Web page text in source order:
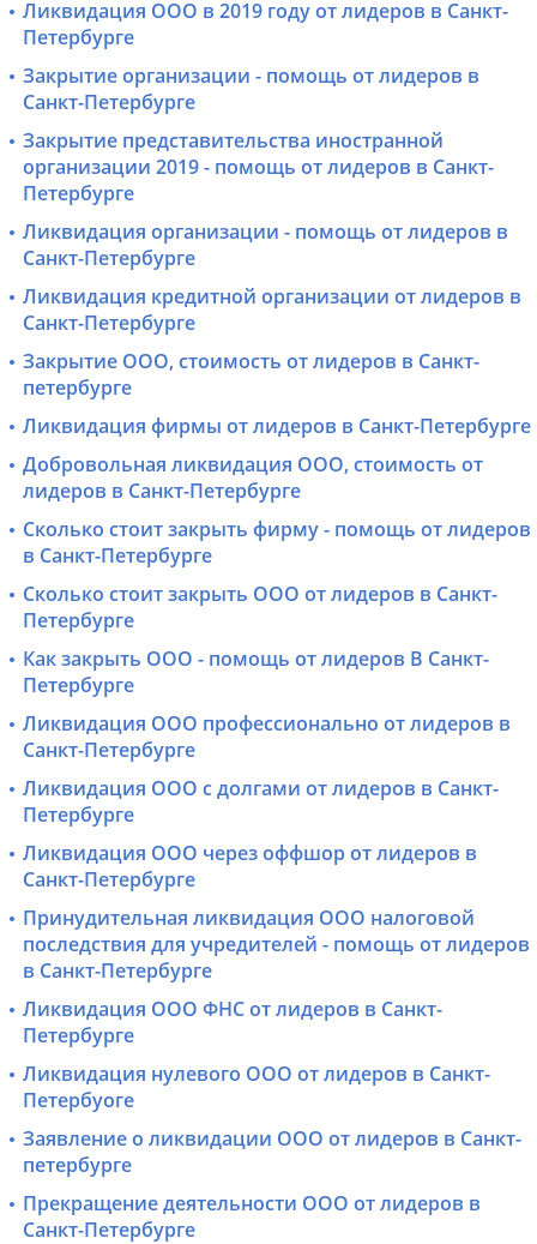
Ликвидация ООО в 2019 году от лидеров в Санкт-
Петербурге
Закрытие организации - помощь от лидеров в
Санкт-Петербурге
Закрытие представительства иностранной
организации 2019 - помощь от лидеров в Санкт-
Петербурге
Ликвидация организации - помощь от лидеров в
Санкт-Петербурге
Ликвидация кредитной организации от лидеров в
Санкт-Петербурге
Закрытие ООО, стоимость от лидеров в Санкт-
петербурге
Ликвидация фирмы от лидеров в Санкт-Петербурге
Добровольная ликвидация ООО, стоимость от
лидеров в Санкт-Петербурге
Сколько стоит закрыть фирму - помощь от лидеров
в Санкт-Петербурге
Сколько стоит закрыть ООО от лидеров в Санкт-
Петербурге
Как закрыть ООО - помощь от лидеров В Санкт-
Петербурге
Ликвидация ООО профессионально от лидеров в
Санкт-Петербурге
Ликвидация ООО с долгами от лидеров в Санкт-
Петербурге
Ликвидация ООО через оффшор от лидеров в
Санкт-Петербурге
Принудительная ликвидация ООО налоговой
последствия для учредителей - помощь от лидеров
в Санкт-Петербурге
Ликвидация ООО ФНС от лидеров в Санкт-
Петербурге
Ликвидация нулевого ООО от лидеров в Санкт-
Петербуоге
Заявление о ликвидации ООО от лидеров в Санкт-
петербурге
Прекращение деятельности ООО от лидеров в
Санкт-Петербурге